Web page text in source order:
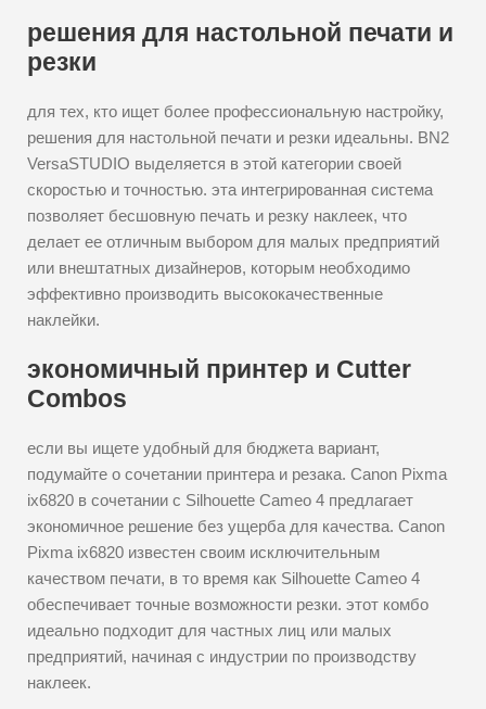
решения для настольной печати и
резки
для тех, кто ищет более профессиональную настройку,
решения для настольной печати и резки идеальны. BN2
VersaSTUDIO выделяется в этой категории своей
скоростью и точностью. эта интегрированная система
позволяет бесшовную печать и резку наклеек, что
делает ее отличным выбором для малых предприятий
или внештатных дизайнеров, которым необходимо
эффективно производить высококачественные
наклейки.
экономичный принтер и Cutter
Combos
если вы ищете удобный для бюджета вариант,
подумайте о сочетании принтера и резака. Canon Pixma
ix6820 в сочетании с Silhouette Cameo 4 предлагает
экономичное решение без ущерба для качества. Canon
Pixma ix6820 известен своим исключительным
качеством печати, в то время как Silhouette Cameo 4
обеспечивает точные возможности резки. этот комбо
идеально подходит для частных лиц или малых
предприятий, начиная с индустрии по производству
наклеек.